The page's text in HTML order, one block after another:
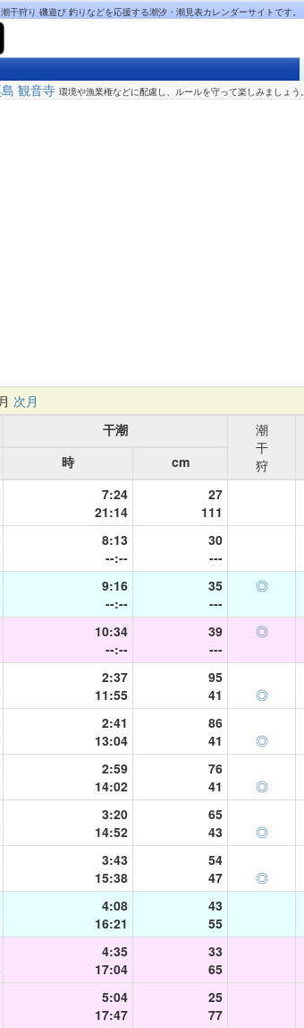
潮干狩り 磯遊び 釣りなどを応援する潮汐・潮見表カレンダーサイトです。
観音寺 環境や漁業権などに配慮し、ルールを守って楽しみましょう。
次月
干潮
潮
干
狩
時
cm
7:24
21:14
27
111
8:13
--:--
30
---
9:16
--:--
35
---
◎
10:34
--:--
39
---
◎
2:37
11:55
95
41
◎
2:41
13:04
86
41
◎
2:59
14:02
76
41
◎
3:20
14:52
65
43
◎
3:43
15:38
54
47
◎
4:08
16:21
43
55
4:35
17:04
33
65
5:04
17:47
25
77